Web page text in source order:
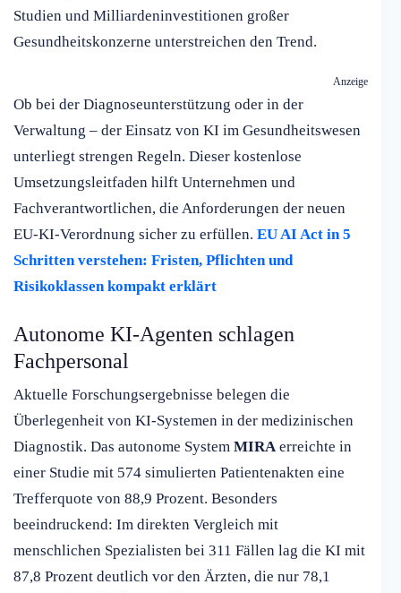
Studien und Milliardeninvestitionen großer
Gesundheitskonzerne unterstreichen den Trend.
Anzeige
Ob bei der Diagnoseunterstützung oder in der
Verwaltung – der Einsatz von KI im Gesundheitswesen
unterliegt strengen Regeln. Dieser kostenlose
Umsetzungsleitfaden hilft Unternehmen und
Fachverantwortlichen, die Anforderungen der neuen
EU-KI-Verordnung sicher zu erfüllen. EU AI Act in 5
Schritten verstehen: Fristen, Pflichten und
Risikoklassen kompakt erklärt
Autonome KI-Agenten schlagen
Fachpersonal
Aktuelle Forschungsergebnisse belegen die
Überlegenheit von KI-Systemen in der medizinischen
Diagnostik. Das autonome System MIRA erreichte in
einer Studie mit 574 simulierten Patientenakten eine
Trefferquote von 88,9 Prozent. Besonders
beeindruckend: Im direkten Vergleich mit
menschlichen Spezialisten bei 311 Fällen lag die KI mit
87,8 Prozent deutlich vor den Ärzten, die nur 78,1